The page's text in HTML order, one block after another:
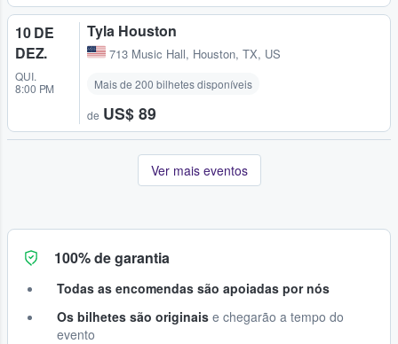
10 DE
DEZ.
QUI.
8:00 PM
Tyla Houston
713 Music Hall, Houston, TX, US
Mais de 200 bilhetes disponíveis
de US$ 89
Ver mais eventos
100% de garantia
Todas as encomendas são apoiadas por nós
Os bilhetes são originais e chegarão a tempo do
evento